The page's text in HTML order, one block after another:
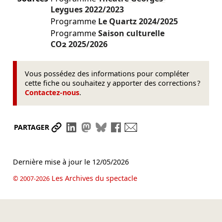
Leygues2022/2023
Programme Le Quartz2024/2025
ProgrammeSaison culturelle
CO22025/2026
Vous possédez des informations pour compléter
cette fiche ou souhaitez y apporter des corrections ?
Contactez-nous.
PARTAGER Partager le lien
Partager sur LinkedIn
Partager sur Mastodon
Partager sur Bluesky
Partager sur Facebook
Dernière mise à jour le 12/05/2026
© 2007-2026Les Archives du spectacle